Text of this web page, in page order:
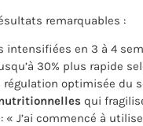
remarquables :
intensifiées en 3 à 4
30% plus rapide
régulation optimisée du
qui
J’ai commencé à